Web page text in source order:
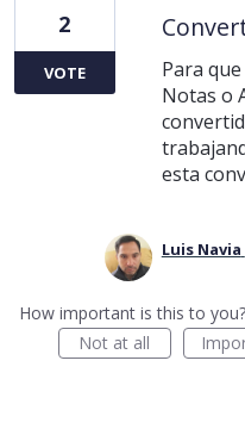
Para
Notas o
esta
2
VOTE
Luis Navia
How important is this to you?
Not at all